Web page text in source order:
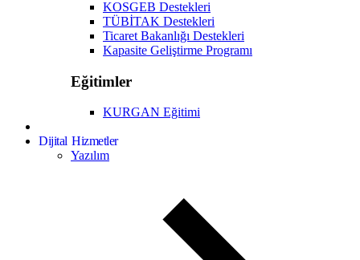
KOSGEB Destekleri
TÜBİTAK Destekleri
Ticaret Bakanlığı Destekleri
Kapasite Geliştirme Programı
Eğitimler
KURGAN Eğitimi
Dijital Hizmetler
Yazılım